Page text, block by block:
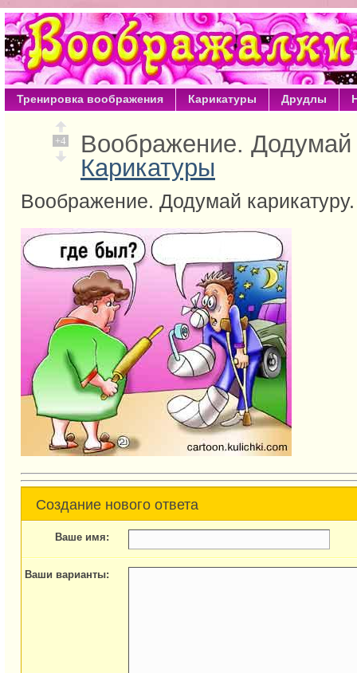
Тренировка воображения Карикатуры Друдлы
+4
Воображение.
Карикатуры
Воображение. Додумай карикатуру.
Создание нового ответа
Ваше имя:
Ваши варианты: